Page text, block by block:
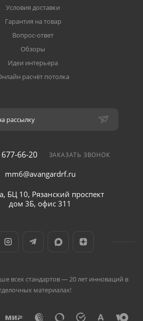
Условия доставки
Гарантия на товар
Вопрос-ответ
Обзоры
Идеи интерьера
расчёт потолка
рассылку
66-20 ЗАКАЗАТЬ ЗВОНОК
mm6@avangardrf.ru
БЦ 10, Рязанский проспект
дом 3Б, офис 311
всех стандартов — 20 лет инноваций в
материалах!